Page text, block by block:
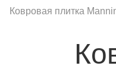
Ковровая плитка